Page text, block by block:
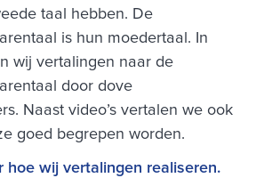
taal hebben. De
is hun moedertaal. In
wij vertalingen naar de
door dove
Naast video’s vertalen we ook
goed begrepen worden.
hoe wij vertalingen realiseren.